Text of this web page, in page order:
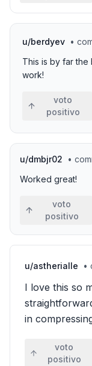
u/berdyev •
This is by far
work!
voto
positivo
u/dmbjr02 •
Worked great!
voto
positivo
u/astherialle •
I love this so
in
voto
positivo